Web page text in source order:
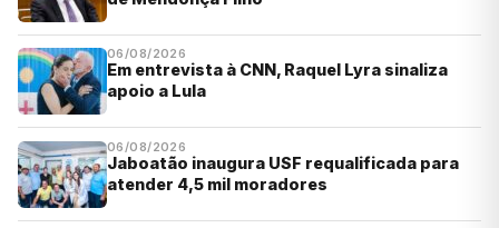
06/08/2026
Em entrevista à CNN, Raquel Lyra sinaliza
apoio a Lula
06/08/2026
Jaboatão inaugura USF requalificada para
atender 4,5 mil moradores